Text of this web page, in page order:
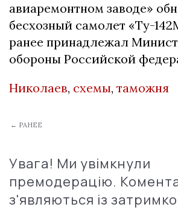
авиаремонтном заводе»
бесхозный самолет «Ту-
ранее принадлежал
обороны Российской
Николаев, схемы, таможня
← РАНЕЕ
Увага! Ми увімкнули
премодерацію.
з'являються із